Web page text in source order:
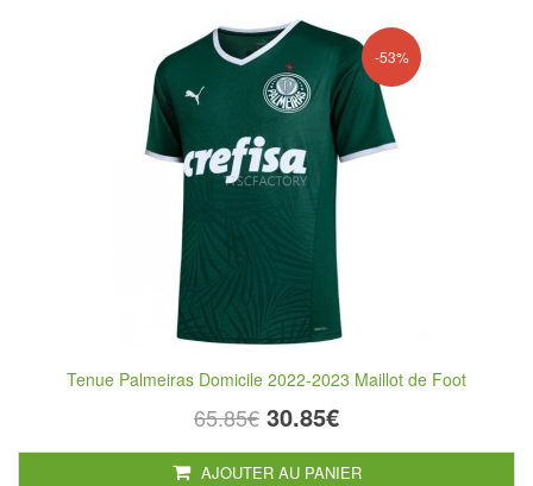
-53%
Tenue Palmeiras Domicile 2022-2023 Maillot de Foot
65.85€ 30.85€
AJOUTER AU PANIER